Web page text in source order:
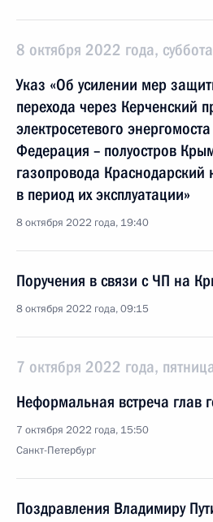
8 октября 2022 года, суббота
Указ «Об усилении мер
перехода через Керченский
электросетевого
Федерация – полуостров
газопровода
в период их эксплуатации»
8 октября 2022 года, 19:40
Поручения в связи с ЧП на
8 октября 2022 года, 09:15
7 октября 2022 года,
Неформальная встреча глав
7 октября 2022 года, 15:50
Санкт-Петербург
Поздравления Владимиру